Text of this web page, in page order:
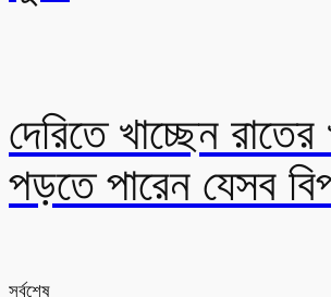
দেরিতে খাচ্ছেন রাতের
পড়তে পারেন যেসব
সর্বশেষ